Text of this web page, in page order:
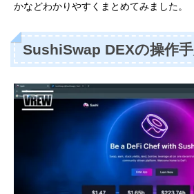
かなどわかりやすくまとめてみました。
SushiSwap DEXの操作